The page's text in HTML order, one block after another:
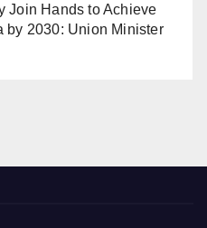
Join Hands to Achieve
by 2030: Union Minister